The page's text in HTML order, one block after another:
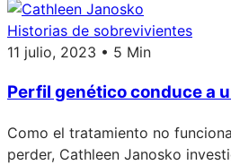
Historias de sobrevivientes
11 julio, 2023 • 5 Min
Perfil genético conduce a
Como el tratamiento no
perder, Cathleen Janosko